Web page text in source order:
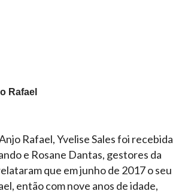
Rafael
Rafael, Yvelise Sales foi recebida
e Rosane Dantas, gestores da
que em junho de 2017 o seu
então com nove anos de idade,